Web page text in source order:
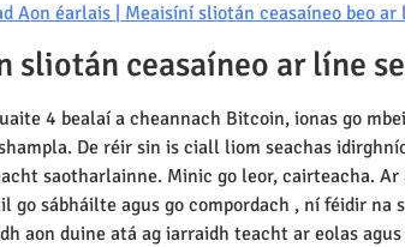
Aon éarlais | Meaisíní sliotán ceasaíneo beo
sliotán ceasaíneo ar líne
4 bealaí a cheannach Bitcoin, ionas go
De réir sin is ciall liom seachas
saotharlainne. Minic go leor, cairteacha.
sábháilte agus go compordach , ní féidir
aon duine atá ag iarraidh teacht ar eolas